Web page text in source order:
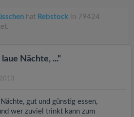
hat Rebstock in 79424
Nächte, ..."
gut und günstig essen,
wer zuviel trinkt kann zum